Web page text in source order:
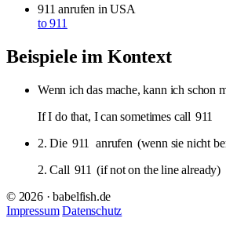
911 anrufen in USA
to 911
Beispiele im Kontext
Wenn ich das mache, kann ich schon
If I do that, I can sometimes call 911
2. Die 911 anrufen (wenn sie nicht
2. Call 911 (if not on the line already)
© 2026 · babelfish.de
Impressum Datenschutz